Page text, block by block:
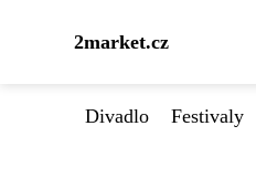
2market.cz
Divadlo Festivaly